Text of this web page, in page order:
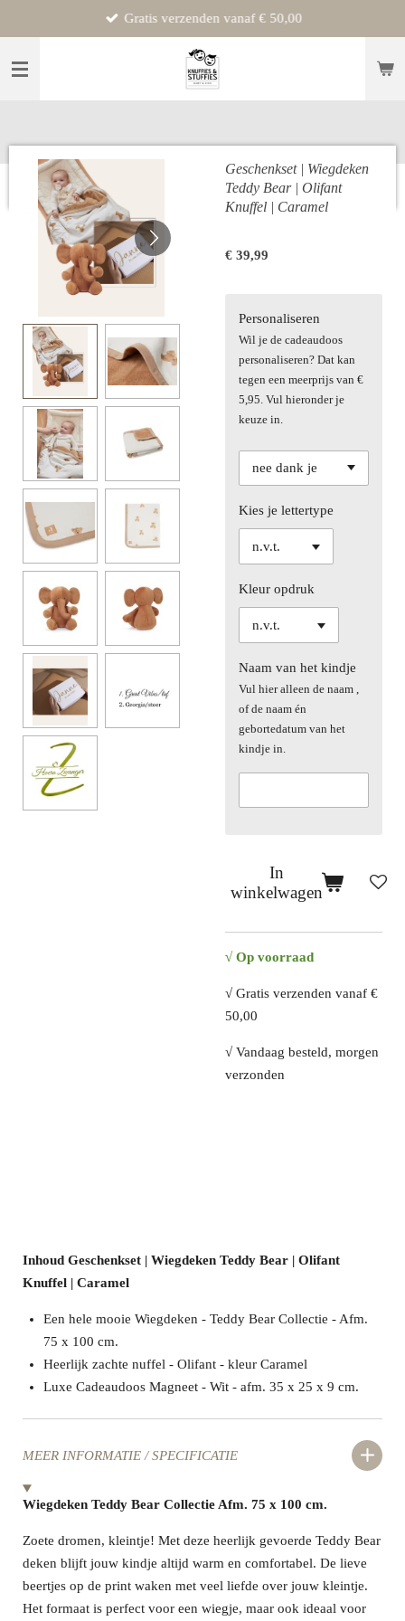
direct
naar
Gratis verzenden vanaf € 50,00
Geschenkset | Wiegdeken
Teddy Bear | Olifant
Knuffel | Caramel
€ 39,99
Personaliseren
Wil je de cadeaudoos
personaliseren? Dat kan
tegen een meerprijs van €
5,95. Vul hieronder je
keuze in.
Kies je lettertype
Kleur opdruk
Naam van het kindje
Vul hier alleen de naam ,
of de naam én
gebortedatum van het
kindje in.
In
winkelwagen
√ Op voorraad
√ Gratis verzenden vanaf €
50,00
√ Vandaag besteld, morgen
verzonden
Inhoud Geschenkset | Wiegdeken Teddy Bear | Olifant
Knuffel | Caramel
Een hele mooie Wiegdeken - Teddy Bear Collectie - Afm.
75 x 100 cm.
Heerlijk zachte nuffel - Olifant - kleur Caramel
Luxe Cadeaudoos Magneet - Wit - afm. 35 x 25 x 9 cm.
MEER INFORMATIE / SPECIFICATIE
Wiegdeken Teddy Bear Collectie Afm. 75 x 100 cm.
Zoete dromen, kleintje! Met deze heerlijk gevoerde Teddy Bear
deken blijft jouw kindje altijd warm en comfortabel. De lieve
beertjes op de print waken met veel liefde over jouw kleintje.
Het formaat is perfect voor een wiegje, maar ook ideaal voor